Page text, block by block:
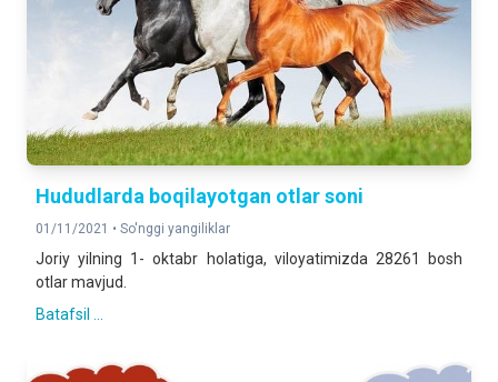
Hududlarda boqilayotgan otlar soni
01/11/2021 • So'nggi yangiliklar
Joriy yilning 1- oktabr holatiga, viloyatimizda 28261 bosh
otlar mavjud.
Batafsil ...